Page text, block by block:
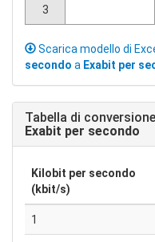
3
Scarica modello di
secondo a Exabit per
Tabella di
Exabit per secondo
Kilobit per secondo
(kbit/s)
1